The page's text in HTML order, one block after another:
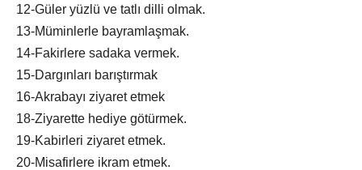
12-Güler yüzlü ve tatlı dilli olmak.
13-Müminlerle bayramlaşmak.
14-Fakirlere sadaka vermek.
15-Dargınları barıştırmak
16-Akrabayı ziyaret etmek
18-Ziyarette hediye götürmek.
19-Kabirleri ziyaret etmek.
20-Misafirlere ikram etmek.